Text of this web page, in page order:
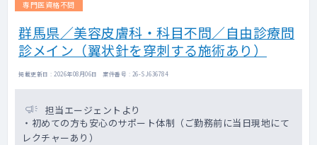
専門医資格不問
群馬県／美容皮膚科・科目不問／自由診療問
診メイン（翼状針を穿刺する施術あり）
掲載更新日 : 2026年08月06日 案件番号 : 26-SJ636784
担当エージェントより
・初めての方も安心のサポート体制（ご勤務前に当日現地にて
レクチャーあり）